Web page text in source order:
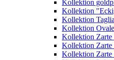
Kollektion
Kollektion
Kollektion
Kollektion
Kollektion Zarte
Kollektion Zarte
Kollektion Zarte